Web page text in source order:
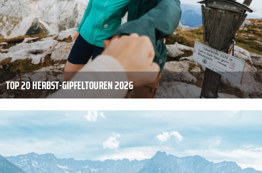
TOP 20 HERBST-GIPFELTOUREN 2026